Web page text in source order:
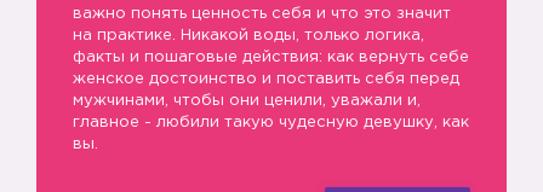
важно понять ценность себя и что это значит
на практике. Никакой воды, только логика,
факты и пошаговые действия: как вернуть себе
женское достоинство и поставить себя перед
мужчинами, чтобы они ценили, уважали и,
главное - любили такую чудесную девушку, как
вы.